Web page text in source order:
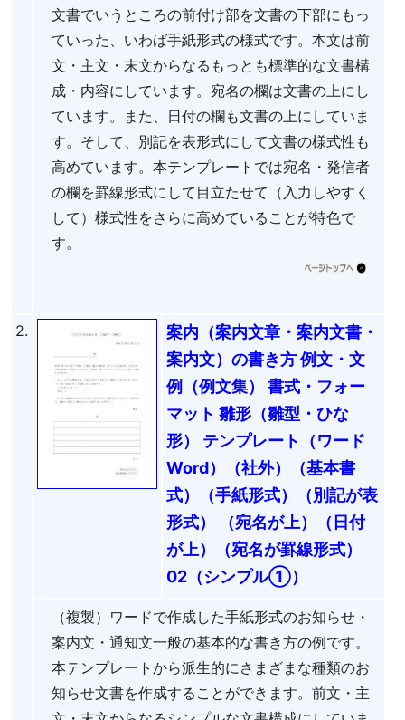
文書でいうところの前付け部を文書の下部にもっ
ていった、いわば手紙形式の様式です。本文は前
文・主文・末文からなるもっとも標準的な文書構
成・内容にしています。宛名の欄は文書の上にし
ています。また、日付の欄も文書の上にしていま
す。そして、別記を表形式にして文書の様式性も
高めています。本テンプレートでは宛名・発信者
の欄を罫線形式にして目立たせて（入力しやすく
して）様式性をさらに高めていることが特色で
す。
2.
案内（案内文章・案内文書・
案内文）の書き方 例文・文
例（例文集） 書式・フォー
マット 雛形（雛型・ひな
形） テンプレート（ワード
Word）（社外）（基本書
式）（手紙形式）（別記が表
形式） （宛名が上）（日付
が上）（宛名が罫線形式）
02（シンプル①）
（複製）ワードで作成した手紙形式のお知らせ・
案内文・通知文一般の基本的な書き方の例です。
本テンプレートから派生的にさまざまな種類のお
知らせ文書を作成することができます。前文・主